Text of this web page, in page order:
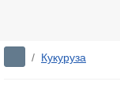
/ Кукуруза